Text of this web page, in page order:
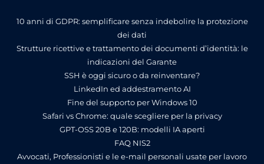
10 anni di GDPR: semplificare senza indebolire la protezione
dei dati
Strutture ricettive e trattamento dei documenti d’identità: le
indicazioni del Garante
SSH è oggi sicuro o da reinventare?
LinkedIn ed addestramento AI
Fine del supporto per Windows 10
Safari vs Chrome: quale scegliere per la privacy
GPT-OSS 20B e 120B: modelli IA aperti
FAQ NIS2
Avvocati, Professionisti e le e-mail personali usate per lavoro